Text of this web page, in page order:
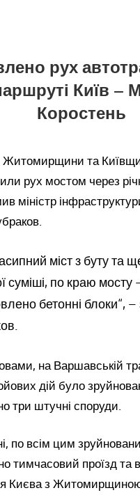
рух
Київ –
Коростень
Житомирщини та
рух мостом через
міністр
міст з буту та
суміші, по краю мосту
бетонні блоки“, –
на Варшавській
дій було
три штучні споруди.
по всім цим
тимчасовий проїзд та
Києва з